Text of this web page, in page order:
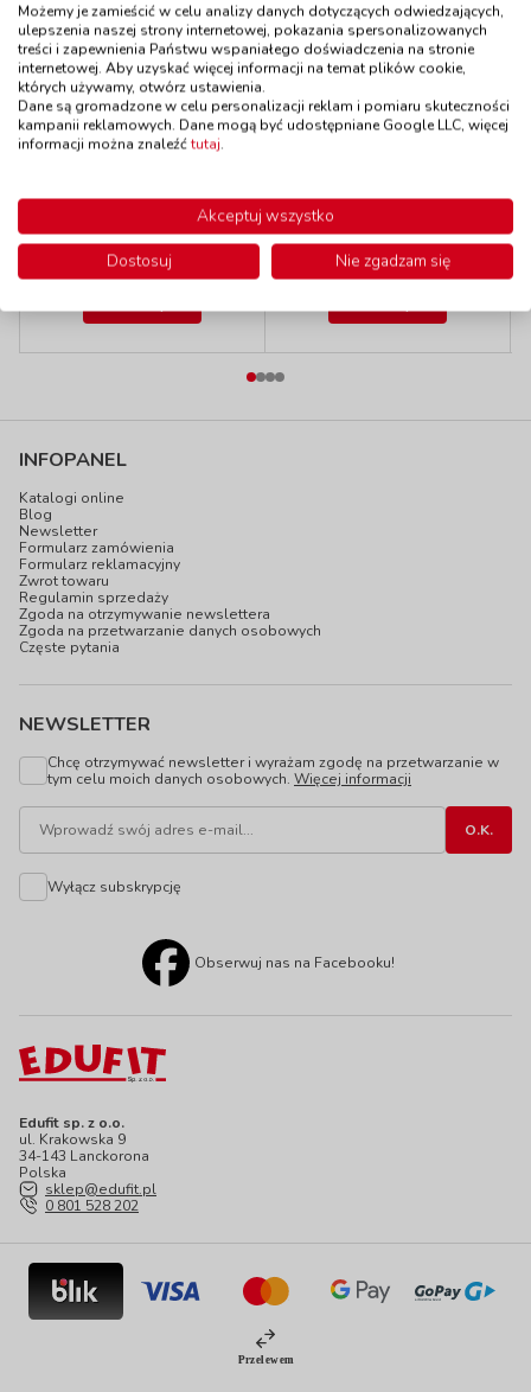
Polecamy
Wyprzedaż!
Koraliki - Zwierzęta
do 7 dni
11 szt.
51,90 zł z VAT
Dostępność
2 szt.
do 5 dni
15,90 zł z VAT
Edufit sp. z o.o.
ul. Krakowska 9
34-143 Lanckorona
Polska
sklep@edufit.pl
0 801 528 202
INFOPANEL
Katalogi online
Blog
Newsletter
Formularz zamówienia
Formularz reklamacyjny
Zwrot towaru
Regulamin sprzedaży
Zgoda na otrzymywanie newslettera
Zgoda na przetwarzanie danych osobowych
Częste pytania
NEWSLETTER
Chcę otrzymywać newsletter i wyrażam zgodę na przetwarzanie w
tym celu moich danych osobowych. Więcej informacji
Wyłącz subskrypcję
Obserwuj nas na Facebooku!
Możemy je zamieścić w celu analizy danych dotyczących odwiedzających,
ulepszenia naszej strony internetowej, pokazania spersonalizowanych
treści i zapewnienia Państwu wspaniałego doświadczenia na stronie
internetowej. Aby uzyskać więcej informacji na temat plików cookie,
których używamy, otwórz ustawienia.
Dane są gromadzone w celu personalizacji reklam i pomiaru skuteczności
kampanii reklamowych. Dane mogą być udostępniane Google LLC, więcej
informacji można znaleźćtutaj.
Akceptuj wszystko
Dostosuj
Nie zgadzam się